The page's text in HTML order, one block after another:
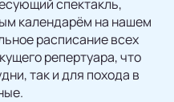
спектакль,
календарём на нашем
расписание всех
репертуара, что
так и для похода в